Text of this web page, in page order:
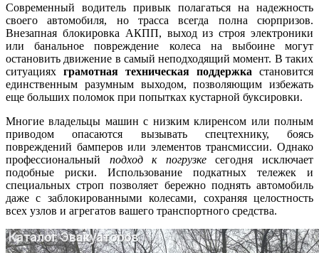
Современный водитель привык полагаться на надежность
своего автомобиля, но трасса всегда полна сюрпризов.
Внезапная блокировка АКПП, выход из строя электроники
или банальное повреждение колеса на выбоине могут
остановить движение в самый неподходящий момент. В таких
ситуациях грамотная техническая поддержка становится
единственным разумным выходом, позволяющим избежать
еще больших поломок при попытках кустарной буксировки.
Многие владельцы машин с низким клиренсом или полным
приводом опасаются вызывать спецтехнику, боясь
повреждений бамперов или элементов трансмиссии. Однако
профессиональный подход к погрузкесегодня исключает
подобные риски. Использование подкатных тележек и
специальных строп позволяет бережно поднять автомобиль
даже с заблокированными колесами, сохраняя целостность
всех узлов и агрегатов вашего транспортного средства.